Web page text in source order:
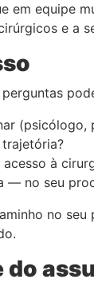
em equipe
e a
(psicólogo,
à
— no seu
no
do